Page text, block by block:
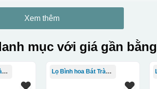
Xem thêm
mục với giá gần bằng
Lọ Bình hoa Bát Tràng in logo Lọ Bình hoa Bát Tràng in logo